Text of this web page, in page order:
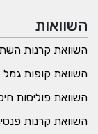
השוואות
השוואת קרנות
השוואת קופות גמל
השוואת פוליסות
השוואת קרנות